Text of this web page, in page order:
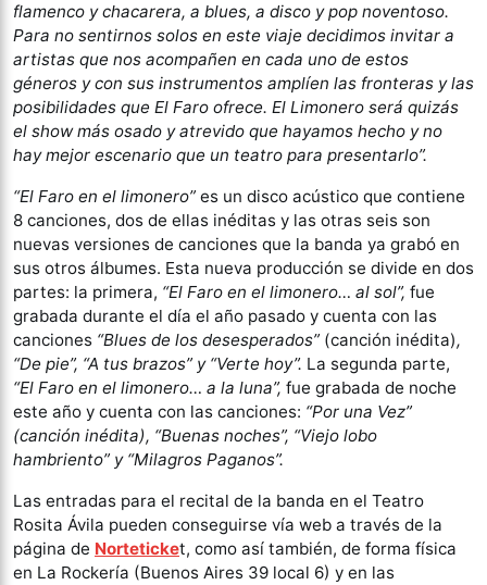
flamenco y chacarera, a blues, a disco y pop noventoso.
Para no sentirnos solos en este viaje decidimos invitar a
artistas que nos acompañen en cada uno de estos
géneros y con sus instrumentos amplíen las fronteras y las
posibilidades que El Faro ofrece. El Limonero será quizás
el show más osado y atrevido que hayamos hecho y no
hay mejor escenario que un teatro para presentarlo”.
“El Faro en el limonero” es un disco acústico que contiene
8 canciones, dos de ellas inéditas y las otras seis son
nuevas versiones de canciones que la banda ya grabó en
sus otros álbumes. Esta nueva producción se divide en dos
partes: la primera, “El Faro en el limonero… al sol”, fue
grabada durante el día el año pasado y cuenta con las
canciones “Blues de los desesperados” (canción inédita),
“De pie”, “A tus brazos” y “Verte hoy”. La segunda parte,
“El Faro en el limonero… a la luna”, fue grabada de noche
este año y cuenta con las canciones: “Por una Vez”
(canción inédita), “Buenas noches”, “Viejo lobo
hambriento” y “Milagros Paganos”.
Las entradas para el recital de la banda en el Teatro
Rosita Ávila pueden conseguirse vía web a través de la
página de Norteticket, como así también, de forma física
en La Rockería (Buenos Aires 39 local 6) y en las